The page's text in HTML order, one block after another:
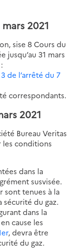
2021
sise 8 Cours du
jusqu’au 31 mars
de l’arrêté du 7
correspondants.
2021
Bureau Veritas
les conditions
dans la
susvisée.
sont tenues à la
du gaz.
dans la
cause les
, devra être
du gaz.